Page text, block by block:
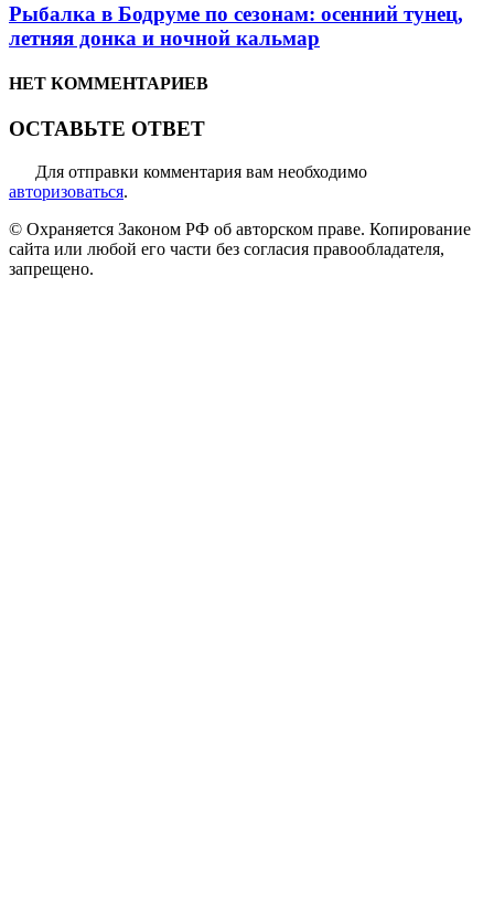
Рыбалка в Бодруме по сезонам: осенний тунец,
летняя донка и ночной кальмар
НЕТ КОММЕНТАРИЕВ
ОСТАВЬТЕ ОТВЕТ
Для отправки комментария вам необходимо
авторизоваться.
© Охраняется Законом РФ об авторском праве. Копирование
сайта или любой его части без согласия правообладателя,
запрещено.